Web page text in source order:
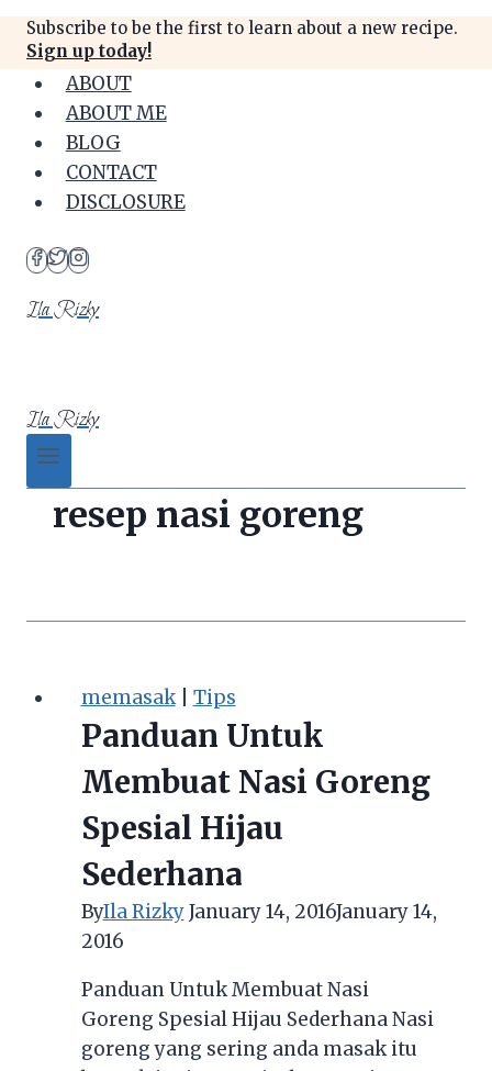
content
Subscribe to be the first to learn about a new recipe.
Sign up today!
ABOUT
ABOUT ME
BLOG
CONTACT
DISCLOSURE
Ila Rizky
Ila Rizky
resep nasi goreng
memasak| Tips
Panduan Untuk
Membuat Nasi Goreng
Spesial Hijau
Sederhana
ByIla Rizky January 14, 2016January 14,
2016
Panduan Untuk Membuat Nasi
Goreng Spesial Hijau Sederhana Nasi
goreng yang sering anda masak itu